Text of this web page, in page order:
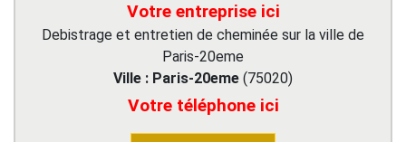
Votre entreprise ici
Debistrage et entretien de cheminée sur la ville de
Paris-20eme
Ville : Paris-20eme (75020)
Votre téléphone ici